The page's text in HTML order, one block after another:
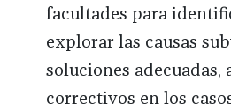
facultades para
explorar las causas
soluciones adecuadas,
correctivos en los